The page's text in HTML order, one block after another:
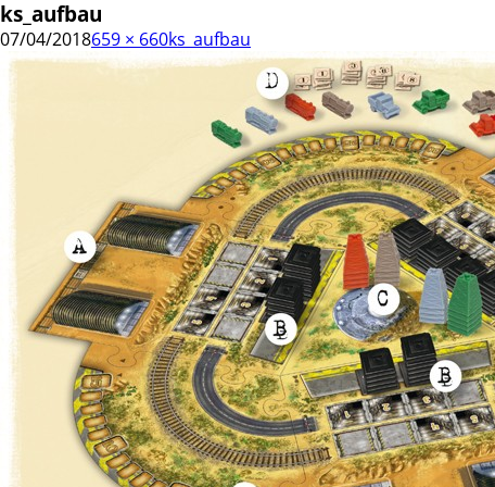
ks_aufbau
07/04/2018659 × 660ks_aufbau